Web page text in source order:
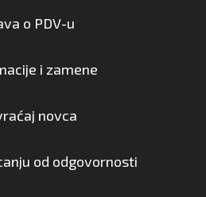
o PDV-u
i zamene
novca
od odgovornosti